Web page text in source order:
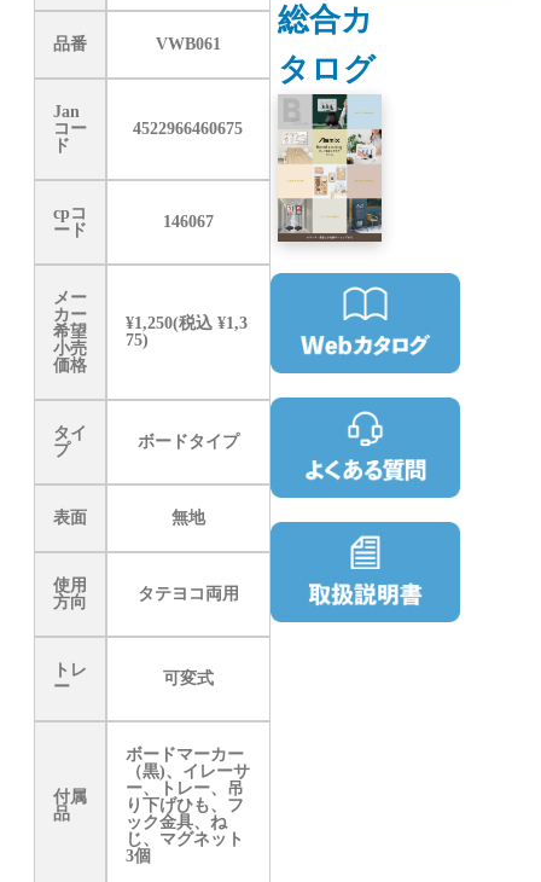
品番 VWB061
Jan
コー
ド
4522966460675
cpコ
ード
146067
メー
カー
希望
小売
価格
¥1,250(税込 ¥1,3
75)
タイ
プ
ボードタイプ
表面 無地
使用
方向
タテヨコ両用
トレ
ー
可変式
付属
品
ボードマーカー
（黒)、イレーサ
ー、トレー、吊
り下げひも、フ
ック金具、ね
じ、マグネット
3個
総合カ
タログ